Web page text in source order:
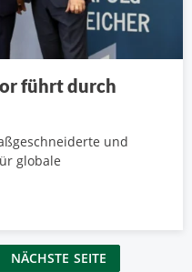
führt durch
und
globale
NÄCHSTE SEITE